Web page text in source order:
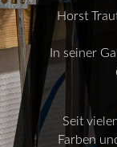
Horst
In seiner
Seit
Farben